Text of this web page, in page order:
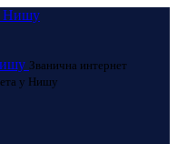
Званична интернет
у Нишу